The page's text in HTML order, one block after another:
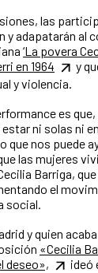
las
y adapatarán al
‘La povera
en 1964
y
y violencia.
es
ni solas ni
que nos puede
las mujeres
Barriga,
el
social.
y quien
«Cecilia
deseo»,
ideó